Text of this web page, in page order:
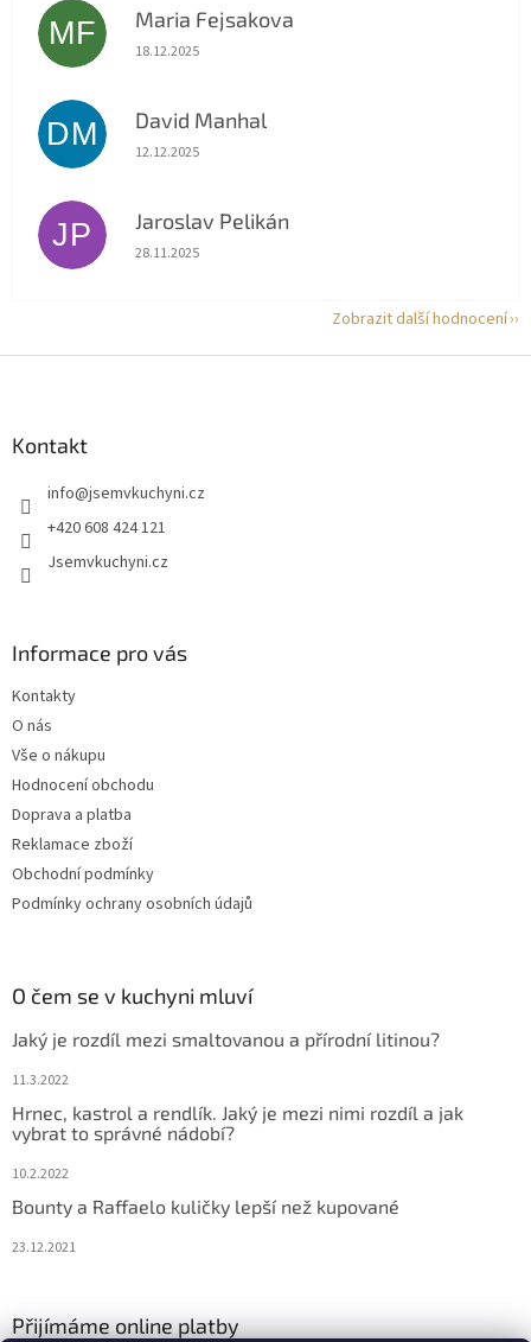
MF Maria Fejsakova
Hodnocení obchodu je 5 z 5 hvězdiček.
18.12.2025
DM David Manhal
Hodnocení obchodu je 5 z 5 hvězdiček.
12.12.2025
JP Jaroslav Pelikán
Hodnocení obchodu je 5 z 5 hvězdiček.
28.11.2025
Zobrazit další hodnocení
Kontakt
info@jsemvkuchyni.cz
+420 608 424 121
Jsemvkuchyni.cz
Informace pro vás
Kontakty
O nás
Vše o nákupu
Hodnocení obchodu
Doprava a platba
Reklamace zboží
Obchodní podmínky
Podmínky ochrany osobních údajů
O čem se v kuchyni mluví
Jaký je rozdíl mezi smaltovanou a přírodní litinou?
11.3.2022
Hrnec, kastrol a rendlík. Jaký je mezi nimi rozdíl a jak
vybrat to správné nádobí?
10.2.2022
Bounty a Raffaelo kuličky lepší než kupované
23.12.2021
Přijímáme online platby